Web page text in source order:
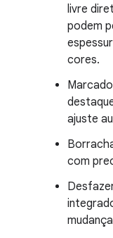
livre
podem
cores.
ajuste
com